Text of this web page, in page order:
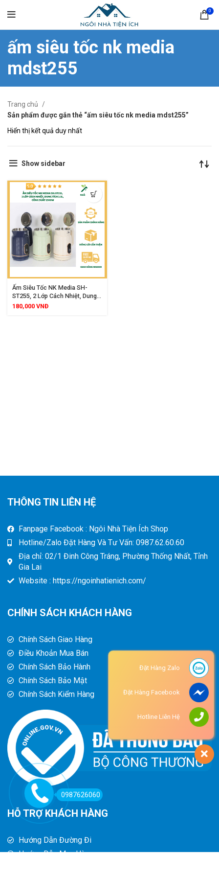
0
ấm siêu tốc nk media
mdst255
Trang chủ
Sản phẩm được gắn thẻ “ấm siêu tốc nk media mdst255”
Hiển thị kết quả duy nhất
Show sidebar
Ấm Siêu Tốc NK Media SH-
ST255, 2 Lớp Cách Nhiệt, Dung
Tích 2.5L, Công Suất 1500W
180,000 VNĐ
THÔNG TIN LIÊN HỆ
Fanpage Facebook : Ngôi Nhà Tiện Ích Shop
Hotline/Zalo Đặt Hàng Và Tư Vấn: 0987.62.60.60
Địa chỉ: 02/1 Đinh Công Tráng, Phường Thống Nhất, Tỉnh
Gia Lai
Website : https://ngoinhatienich.com/
CHÍNH SÁCH KHÁCH HÀNG
Chính Sách Giao Hàng
Điều Khoản Mua Bán
Chính Sách Bảo Hành
Chính Sách Bảo Mật
Chính Sách Kiểm Hàng
HỖ TRỢ KHÁCH HÀNG
Hướng Dẫn Đường Đi
Hướng Dẫn Mua Hàng
0987626060
Đặt Hàng Zalo
Đặt Hàng Facebook
Hotline Liên Hệ